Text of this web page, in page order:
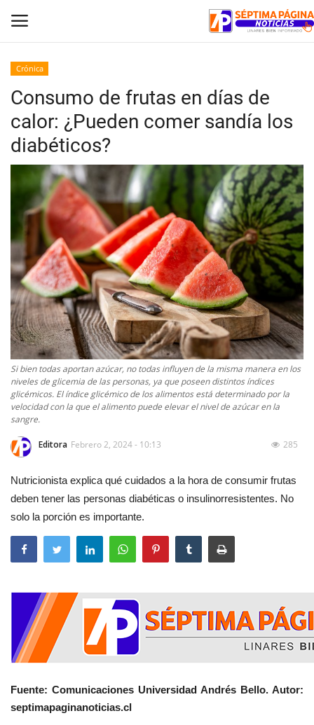
Inicio
Crónica
Policial
Tribunales
Deporte
Política
Espectáculos
Crónica
Consumo de frutas en días de
calor: ¿Pueden comer sandía los
diabéticos?
Si bien todas aportan azúcar, no todas influyen de la misma manera en los
niveles de glicemia de las personas, ya que poseen distintos índices
glicémicos. El índice glicémico de los alimentos está determinado por la
velocidad con la que el alimento puede elevar el nivel de azúcar en la
sangre.
Editora Febrero 2, 2024 - 10:13 285
Nutricionista explica qué cuidados a la hora de consumir frutas
deben tener las personas diabéticas o insulinorresistentes. No
solo la porción es importante.
Fuente: Comunicaciones Universidad Andrés Bello. Autor:
septimapaginanoticias.cl